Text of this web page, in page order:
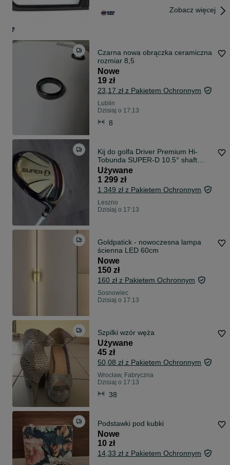
Zobacz więcej
Czarna nowa obrączka ceramiczna
rozmiar 8,5
Nowe
19 zł
23,17 zł z Pakietem Ochronnym
Lublin
Dzisiaj o 17:13
8
Kij do golfa Driver Premium Hi-
Tobunda SUPER-D 10.5° shaft
Aldila Ascent 40 R idealny dla
początkujących
Używane
1 299 zł
1 349 zł z Pakietem Ochronnym
Leszno
Dzisiaj o 17:13
Goldpatick - nowoczesna lampa
ścienna LED 60cm
Nowe
150 zł
160 zł z Pakietem Ochronnym
Sosnowiec
Dzisiaj o 17:13
Szpilki wzór węża
Używane
45 zł
50,08 zł z Pakietem Ochronnym
Wrocław, Fabryczna
Dzisiaj o 17:13
38
Podstawki pod kubki
Nowe
10 zł
14,33 zł z Pakietem Ochronnym